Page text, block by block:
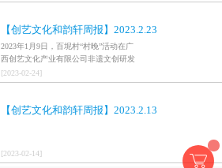
【创艺文化和韵轩周报】2023.2.23
2023年1月9日，百坭村“村晚”活动在广
西创艺文化产业有限公司非遗文创研发
基地、百色市乐业县百坭壮族织布技艺
传承创意基地正式开启，活动紧扣“启航
村特色设计舞美，突出乡村文艺新体
[2023-02-24]
【创艺文化和韵轩周报】2023.2.13
[2023-02-14]